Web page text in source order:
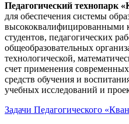
Педагогический технопарк
для обеспечения системы
высококвалифицированными
студентов, педагогических
общеобразовательных
технологической,
счет применения
средств обучения и
учебных исследований и
Задачи Педагогического